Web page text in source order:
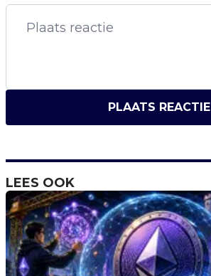
PLAATS REACTIE
LEES OOK